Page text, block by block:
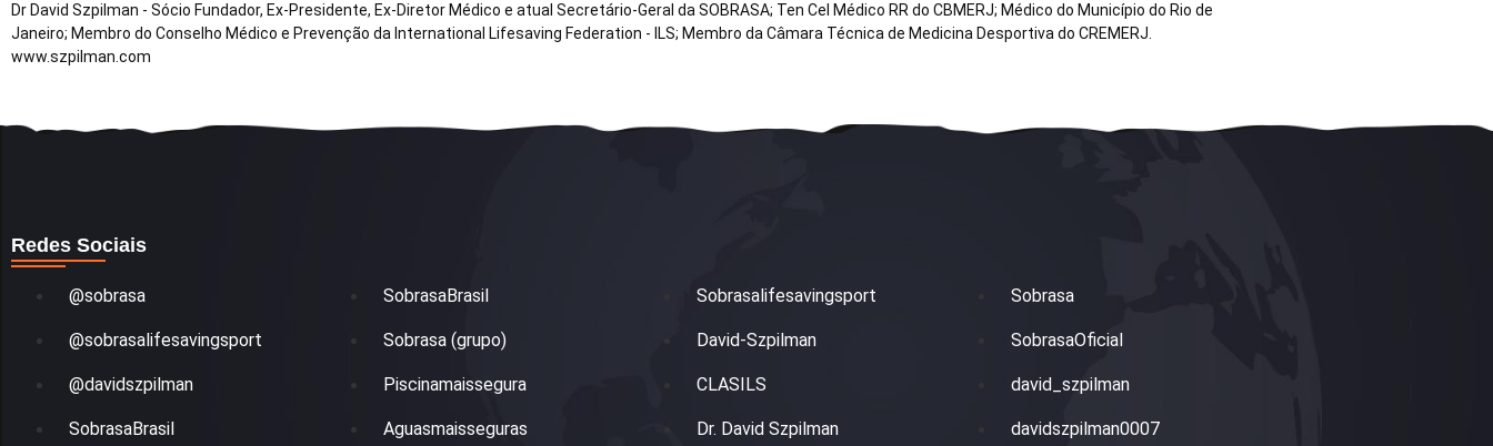
Dr David Szpilman - Sócio Fundador, Ex-Presidente, Ex-Diretor Médico e atual Secretário-Geral da SOBRASA; Ten Cel Médico RR do CBMERJ; Médico do Município do Rio de
Janeiro; Membro do Conselho Médico e Prevenção da International Lifesaving Federation - ILS; Membro da Câmara Técnica de Medicina Desportiva do CREMERJ.
www.szpilman.com
Redes Sociais
@sobrasa
@sobrasalifesavingsport
@davidszpilman
SobrasaBrasil
SobrasaBrasil
Sobrasa (grupo)
Piscinamaissegura
Aguasmaisseguras
Sobrasalifesavingsport
David-Szpilman
CLASILS
Dr. David Szpilman
Sobrasa
SobrasaOficial
david_szpilman
davidszpilman0007